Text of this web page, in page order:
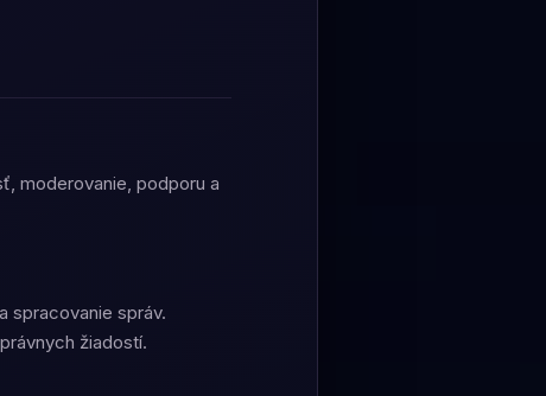
moderovanie, podporu a
spracovanie správ.
žiadostí.